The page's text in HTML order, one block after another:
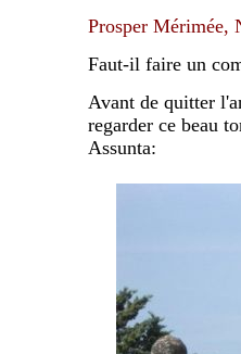
Prosper Mérimée,
Faut-il faire un
Avant de quitter
regarder ce beau
Assunta: